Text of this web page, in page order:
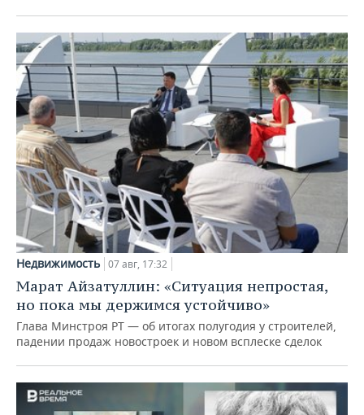
Недвижимость 07 авг, 17:32
Марат Айзатуллин: «Ситуация непростая,
но пока мы держимся устойчиво»
Глава Минстроя РТ — об итогах полугодия у строителей,
падении продаж новостроек и новом всплеске сделок